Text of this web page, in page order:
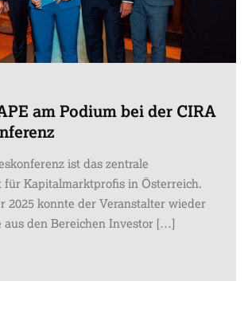
am Podium bei der CIRA
ist das zentrale
für Kapitalmarktprofis in Österreich.
2025 konnte der Veranstalter wieder
aus den Bereichen Investor […]